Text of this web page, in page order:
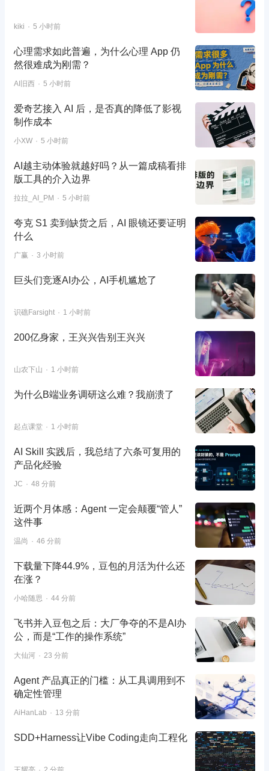
kiki 5 小时前
心理需求如此普遍，为什么心理 App 仍
然很难成为刚需？
AI旧西 5 小时前
爱奇艺接入 AI 后，是否真的降低了影视
制作成本
小XW 5 小时前
AI越主动体验就越好吗？从一篇成稿看排
版工具的介入边界
拉拉_AI_PM 5 小时前
夸克 S1 卖到缺货之后，AI 眼镜还要证明
什么
广赢 3 小时前
巨头们竞逐AI办公，AI手机尴尬了
识礁Farsight 1 小时前
200亿身家，王兴兴告别王兴兴
山农下山 1 小时前
为什么B端业务调研这么难？我崩溃了
起点课堂 1 小时前
AI Skill 实践后，我总结了六条可复用的
产品化经验
JC 48 分前
近两个月体感：Agent 一定会颠覆“管人”
这件事
温尚 46 分前
下载量下降44.9%，豆包的月活为什么还
在涨？
小哈随思 44 分前
飞书并入豆包之后：大厂争夺的不是AI办
公，而是“工作的操作系统”
大仙河 23 分前
Agent 产品真正的门槛：从工具调用到不
确定性管理
AiHanLab 13 分前
SDD+Harness让Vibe Coding走向工程化